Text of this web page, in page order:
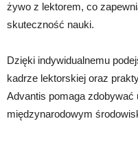
żywo z lektorem, co
skuteczność nauki.
Dzięki indywidualnemu
kadrze lektorskiej oraz
Advantis pomaga
międzynarodowym